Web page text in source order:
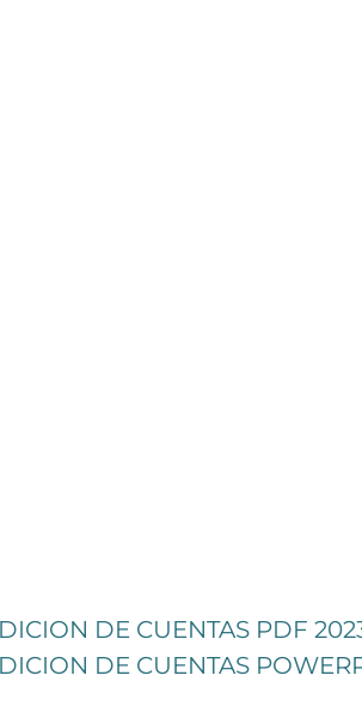
DE CUENTAS PDF
DE CUENTAS